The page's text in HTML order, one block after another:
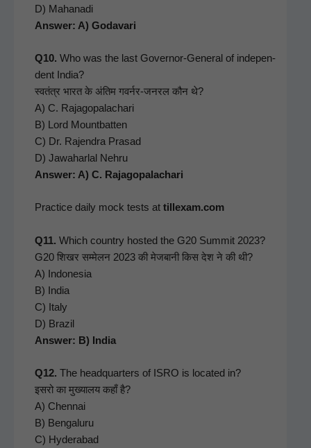
D) Mahana­di
Answer: A) Godavari
Q10. Who was the last Gov­er­nor-Gen­er­al of inde­pen­
dent India?
स्वतंत्र भारत के अंतिम गवर्नर-जनरल कौन थे?
A) C. Rajagopalachari
B) Lord Mount­bat­ten
C) Dr. Rajen­dra Prasad
D) Jawa­har­lal Nehru
Answer: A) C. Rajagopalachari
Prac­tice dai­ly mock tests at tillexam.com
Q11. Which coun­try host­ed the G20 Sum­mit 2023?
G20 शिखर सम्मेलन 2023 की मेजबानी किस देश ने की थी?
A) Indone­sia
B) India
C) Italy
D) Brazil
Answer: B) India
Q12. The head­quar­ters of ISRO is locat­ed in?
इसरो का मुख्यालय कहाँ है?
A) Chen­nai
B) Ben­galu­ru
C) Hyder­abad